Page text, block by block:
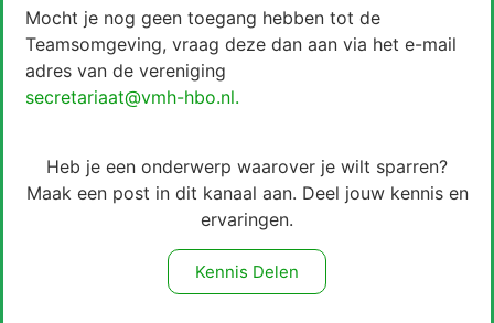
Mocht je nog geen toegang hebben tot de
Teamsomgeving, vraag deze dan aan via het e-mail
adres van de vereniging
secretariaat@vmh-hbo.nl.
Heb je een onderwerp waarover je wilt sparren?
Maak een post in dit kanaal aan. Deel jouw kennis en
ervaringen.
Kennis Delen